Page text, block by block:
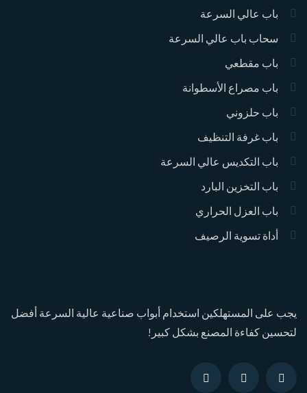
يجب على المستهلكين استخدام أبواب صناعية عالية السرعة أفضل
لتحسين كفاءة المصنع بشكل كبير!
باب عالي السرعة
سحاب باب عالي السرعة
باب مقطعي
باب مصراع الأسطوانة
باب حلزوني
باب غرفة التنظيف
باب التكديس عالي السرعة
باب التخزين البارد
باب العزل الحراري
أداة تسوية الرصيف